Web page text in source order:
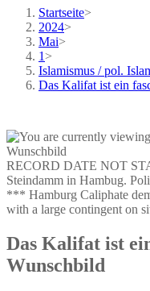
Startseite>
2024>
Mai>
1 >
Islamismus / pol.
Das Kalifat ist ein
RECORD DATE NOT
Steindamm in Hambug.
*** Hamburg Caliphate
with a large contingent on
Das Kalifat ist
Wunschbild